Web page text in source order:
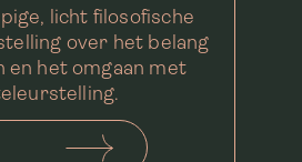
licht filosofische
over het belang
en het omgaan met